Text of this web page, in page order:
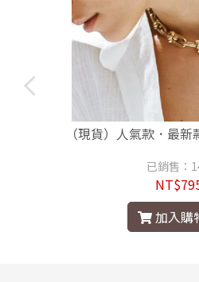
（現貨）人氣款．最
已銷售：
加入購